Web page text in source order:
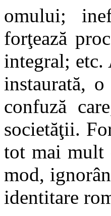
omului;
forţează
integral; etc.
instaurată,
confuză
societăţii.
tot mai mult
mod,
identitare